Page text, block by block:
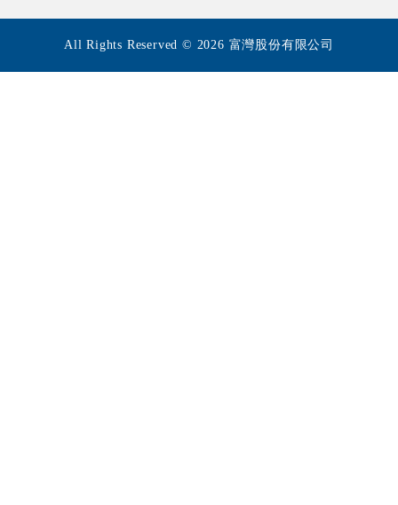
All Rights Reserved © 2026 富灣股份有限公司